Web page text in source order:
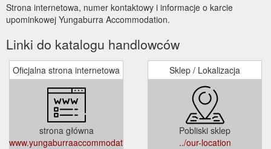
Strona internetowa, numer kontaktowy i informacje o karcie
upominkowej Yungaburra Accommodation.
Linki do katalogu handlowców
Oficjalna strona internetowa
strona główna
www.yungaburraaccommodation.com.au
Sklep / Lokalizacja
Pobliski sklep
../our-location